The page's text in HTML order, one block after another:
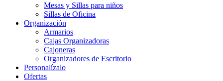
Mesas y Sillas para niños
Sillas de Oficina
Organización
Armarios
Cajas Organizadoras
Cajoneras
Organizadores de Escritorio
Personalízalo
Ofertas